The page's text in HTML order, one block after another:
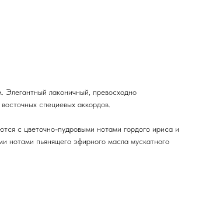
лаконичный, превосходно
специевых аккордов.
с цветочно-пудровыми нотами гордого ириса и
нотами пьянящего эфирного масла мускатного